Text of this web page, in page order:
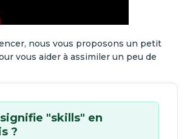
nous vous proposons un petit
vous aider à assimiler un peu de
signifie "skills" en
?